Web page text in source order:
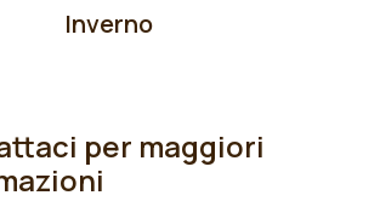
Inverno
per maggiori